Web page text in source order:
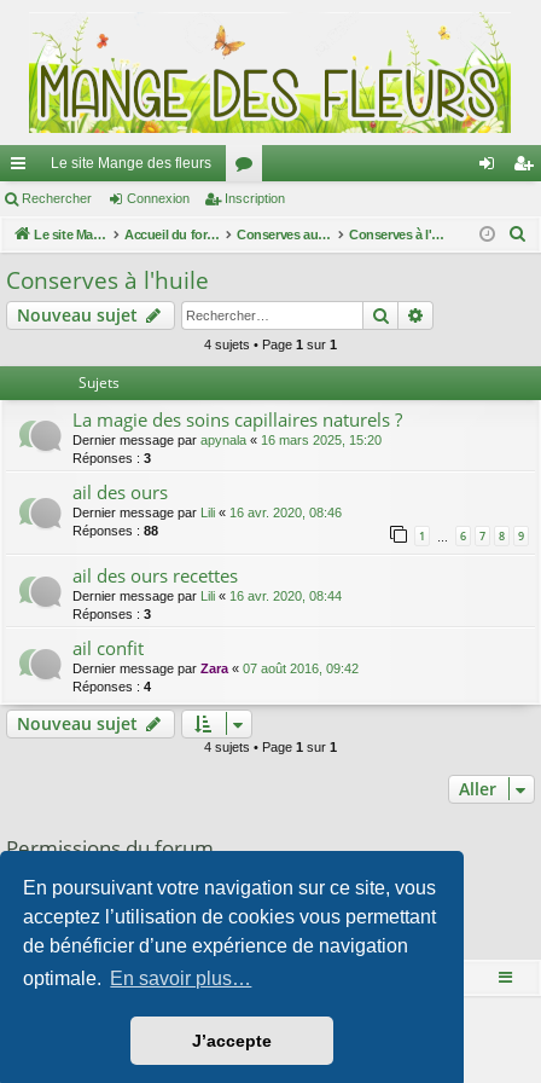
En poursuivant votre navigation sur ce site, vous
acceptez l’utilisation de cookies vous permettant
de bénéficier d’une expérience de navigation
optimale. En savoir plus…
J’accepte
ac
co
ur
ci
Le site Mange des fleurs
or
u
s
ne cri
Rechercher Connexion Inscription
Le site Mange des fleurs Accueil du forum Conserves au naturel Conserves à l'huile
r
r
Conserves à l'huile
Nouveau sujet Rechercher
4 sujets • Page 1 sur 1
Sujets
La magie des soins capillaires naturels ?
Dernier message par apynala « 16 mars 2025, 15:20
Réponses : 3
ail des ours
Dernier message par Lili « 16 avr. 2020, 08:46
Réponses : 88 1 … 6 7 8 9
ail des ours recettes
Dernier message par Lili « 16 avr. 2020, 08:44
Réponses : 3
ail confit
Dernier message par Zara « 07 août 2016, 09:42
Réponses : 4
Nouveau sujet
4 sujets • Page 1 sur 1
Aller
Permissions du forum
Vousne pouvez pasrépondre aux sujets dans ce forum
Vousne pouvez pasmodifier vos messages dans ce forum
Vousne pouvez passupprimer vos messages dans ce forum
Vousne pouvez pastransférer de pièces jointes dans ce forum
Le site Mange des fleurs Accueil du forum
Développé parphpBB® Forum Software © phpBB Limited
Style parArty- phpBB 3.3 par MrGaby
©